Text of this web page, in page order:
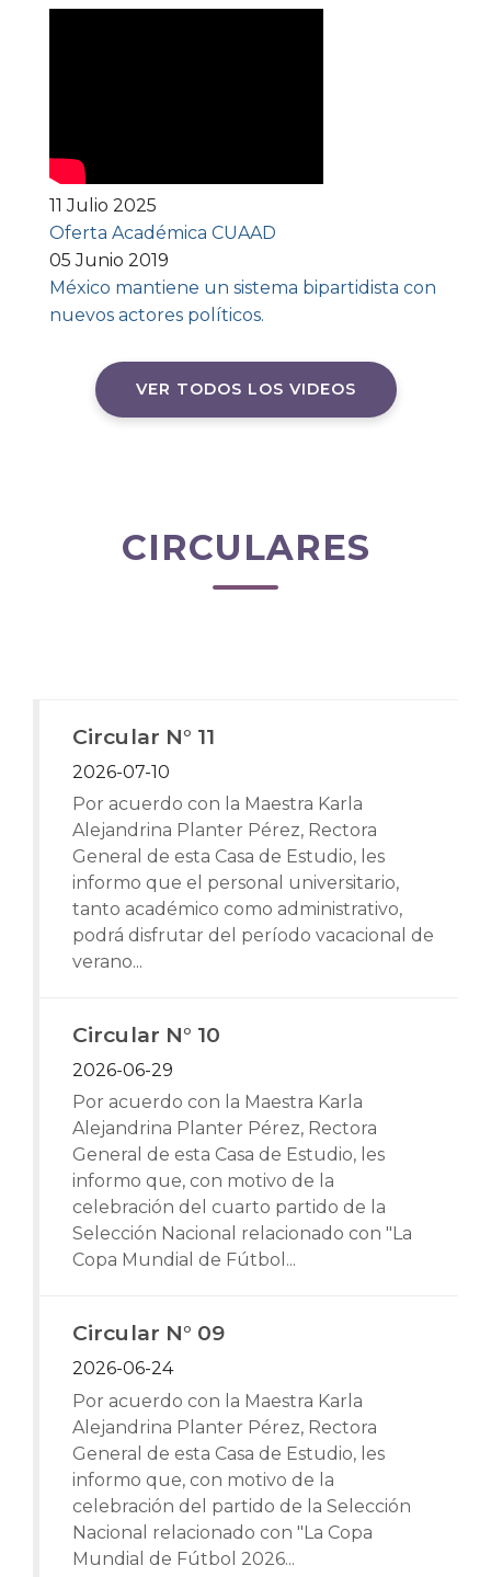
11 Julio 2025
Oferta Académica CUAAD
05 Junio 2019
México mantiene un sistema bipartidista con
nuevos actores políticos.
VER TODOS LOS VIDEOS
CIRCULARES
Circular N° 11
2026-07-10
Por acuerdo con la Maestra Karla
Alejandrina Planter Pérez, Rectora
General de esta Casa de Estudio, les
informo que el personal universitario,
tanto académico como administrativo,
podrá disfrutar del período vacacional de
verano...
Circular N° 10
2026-06-29
Por acuerdo con la Maestra Karla
Alejandrina Planter Pérez, Rectora
General de esta Casa de Estudio, les
informo que, con motivo de la
celebración del cuarto partido de la
Selección Nacional relacionado con "La
Copa Mundial de Fútbol...
Circular N° 09
2026-06-24
Por acuerdo con la Maestra Karla
Alejandrina Planter Pérez, Rectora
General de esta Casa de Estudio, les
informo que, con motivo de la
celebración del partido de la Selección
Nacional relacionado con "La Copa
Mundial de Fútbol 2026...